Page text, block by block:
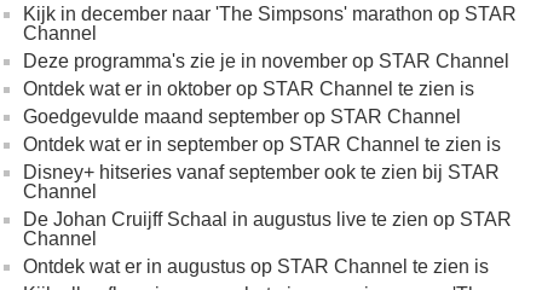
Kijk in december naar 'The Simpsons' marathon op STAR
Channel
Deze programma's zie je in november op STAR Channel
Ontdek wat er in oktober op STAR Channel te zien is
Goedgevulde maand september op STAR Channel
Ontdek wat er in september op STAR Channel te zien is
Disney+ hitseries vanaf september ook te zien bij STAR
Channel
De Johan Cruijff Schaal in augustus live te zien op STAR
Channel
Ontdek wat er in augustus op STAR Channel te zien is